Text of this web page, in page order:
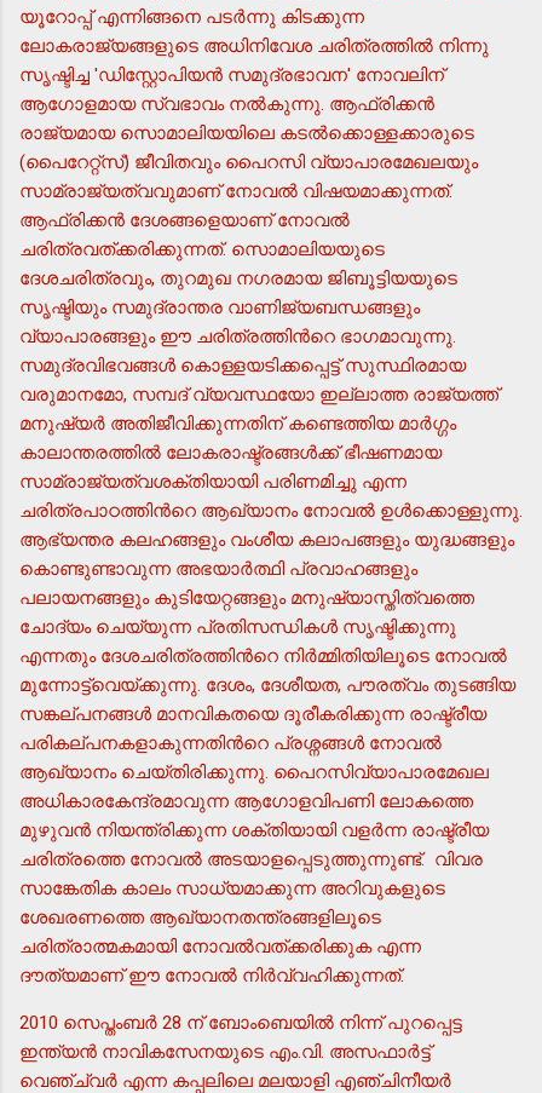
യൂറോപ്പ് എന്നിങ്ങനെ പടര്‍ന്നു കിടക്കുന്ന
ലോകരാജ്യങ്ങളുടെ അധിനിവേശ ചരിത്രത്തില്‍ നിന്നു
സൃഷ്ടിച്ച 'ഡിസ്റ്റോപിയന്‍ സമുദ്രഭാവന' നോവലിന്
ആഗോളമായ സ്വഭാവം നല്‍കുന്നു. ആഫ്രിക്കന്‍
രാജ്യമായ സൊമാലിയയിലെ കടല്‍ക്കൊള്ളക്കാരുടെ
(പൈറേറ്റ്സ്) ജീവിതവും പൈറസി വ്യാപാരമേഖലയും
സാമ്രാജ്യത്വവുമാണ് നോവല്‍ വിഷയമാക്കുന്നത്.
ആഫ്രിക്കന്‍ ദേശങ്ങളെയാണ് നോവല്‍
ചരിത്രവത്ക്കരിക്കുന്നത്. സൊമാലിയയുടെ
ദേശചരിത്രവും, തുറമുഖ നഗരമായ ജിബൂട്ടിയയുടെ
സൃഷ്ടിയും സമുദ്രാന്തര വാണിജ്യബന്ധങ്ങളും
വ്യാപാരങ്ങളും ഈ ചരിത്രത്തിന്‍റെ ഭാഗമാവുന്നു.
സമുദ്രവിഭവങ്ങള്‍ കൊള്ളയടിക്കപ്പെട്ട് സുസ്ഥിരമായ
വരുമാനമോ, സമ്പദ് വ്യവസ്ഥയോ ഇല്ലാത്ത രാജ്യത്ത്
മനുഷ്യര്‍ അതിജീവിക്കുന്നതിന് കണ്ടെത്തിയ മാര്‍ഗ്ഗം
കാലാന്തരത്തില്‍ ലോകരാഷ്ട്രങ്ങള്‍ക്ക് ഭീഷണമായ
സാമ്രാജ്യത്വശക്തിയായി പരിണമിച്ചു എന്ന
ചരിത്രപാഠത്തിന്‍റെ ആഖ്യാനം നോവല്‍ ഉള്‍ക്കൊള്ളുന്നു.
ആഭ്യന്തര കലഹങ്ങളും വംശീയ കലാപങ്ങളും യുദ്ധങ്ങളും
കൊണ്ടുണ്ടാവുന്ന അഭയാര്‍ത്ഥി പ്രവാഹങ്ങളും
പലായനങ്ങളും കുടിയേറ്റങ്ങളും മനുഷ്യാസ്തിത്വത്തെ
ചോദ്യം ചെയ്യുന്ന പ്രതിസന്ധികള്‍ സൃഷ്ടിക്കുന്നു
എന്നതും ദേശചരിത്രത്തിന്‍റെ നിര്‍മ്മിതിയിലൂടെ നോവല്‍
മുന്നോട്ട്വെയ്ക്കുന്നു. ദേശം, ദേശീയത, പൗരത്വം തുടങ്ങിയ
സങ്കല്പനങ്ങള്‍ മാനവികതയെ ദൂരീകരിക്കുന്ന രാഷ്ട്രീയ
പരികല്പനകളാകുന്നതിന്‍റെ പ്രശ്നങ്ങള്‍ നോവല്‍
ആഖ്യാനം ചെയ്തിരിക്കുന്നു. പൈറസിവ്യാപാരമേഖല
അധികാരകേന്ദ്രമാവുന്ന ആഗോളവിപണി ലോകത്തെ
മുഴുവന്‍ നിയന്ത്രിക്കുന്ന ശക്തിയായി വളര്‍ന്ന രാഷ്ട്രീയ
ചരിത്രത്തെ നോവല്‍ അടയാളപ്പെടുത്തുന്നുണ്ട്. വിവര
സാങ്കേതിക കാലം സാധ്യമാക്കുന്ന അറിവുകളുടെ
ശേഖരണത്തെ ആഖ്യാനതന്ത്രങ്ങളിലൂടെ
ചരിത്രാത്മകമായി നോവല്‍വത്ക്കരിക്കുക എന്ന
ദൗത്യമാണ് ഈ നോവല്‍ നിര്‍വ്വഹിക്കുന്നത്.
2010 സെപ്തംബര്‍ 28 ന് ബോംബെയില്‍ നിന്ന് പുറപ്പെട്ട
ഇന്ത്യന്‍ നാവികസേനയുടെ എം.വി. അസഫാര്‍ട്ട്
വെഞ്ച്വര്‍ എന്ന കപ്പലിലെ മലയാളി എഞ്ചിനീയര്‍